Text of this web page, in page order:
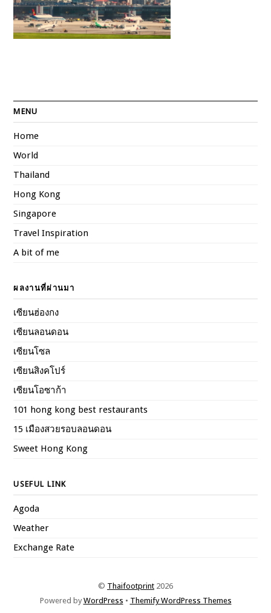
MENU
Home
World
Thailand
Hong Kong
Singapore
Travel Inspiration
A bit of me
ผลงานที่ผ่านมา
เซียนฮ่องกง
เซียนลอนดอน
เซียนโซล
เซียนสิงคโปร์
เซียนโอซาก้า
101 hong kong best restaurants
15 เมืองสวยรอบลอนดอน
Sweet Hong Kong
USEFUL LINK
Agoda
Weather
Exchange Rate
© Thaifootprint 2026
Powered byWordPress • Themify WordPress Themes